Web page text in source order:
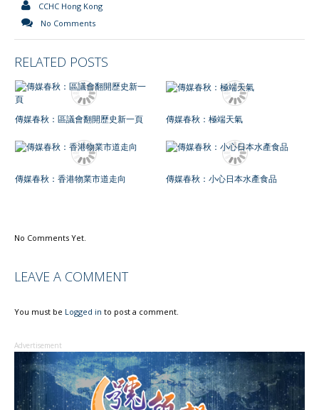
CCHC Hong Kong
No Comments
RELATED POSTS
傳媒春秋：區議會翻開歷史新一頁 傳媒春秋：極端天氣
傳媒春秋：香港物業市道走向 傳媒春秋：小心日本水產食品
No Comments Yet.
LEAVE A COMMENT
You must be Logged in to post a comment.
Advertisement